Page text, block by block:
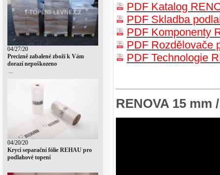
04/27/20
Precizně zabalené zboží k Vám
dorazí nepoškozeno
...
04/20/20
Krycí separační fólie REHAU pro
podlahové topení
PDF Katalog
PDF Skladba
PDF Komponenty
PDF Rozdělovače
PDF Technologie
RENOVA 15